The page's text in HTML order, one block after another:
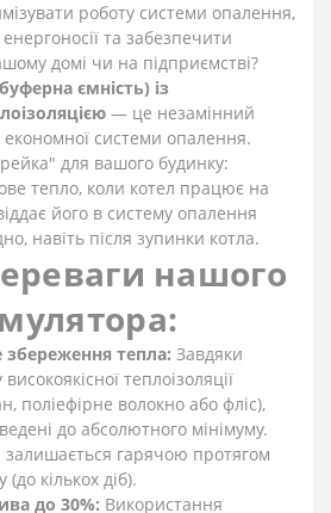
роботу системи опалення,
та забезпечити
домі чи на підприємстві?
ємність) із
— це незамінний
економної системи опалення.
для вашого будинку:
тепло, коли котел працює на
його в систему опалення
навіть після зупинки котла.
нашого
тепла: Завдяки
теплоізоляції
поліефірне волокно або фліс),
до абсолютного мінімуму.
залишається гарячою протягом
кількох діб).
до 30%: Використання